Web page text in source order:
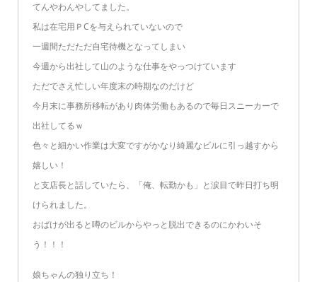
てんやわんやしてました。
私は在宅用ＰCを与えられていないので
一週間ただただ自宅待機となってしまい
今週から出社して山のような仕事をやっつけています
ただでさえ忙しい年度末の時期なのだけど
今月末に事務所移転があり肉体労働もあるので毎日スニーカーで
出社してるｗ
色々と細かい作業は大変ですがかなり綺麗なビルに引っ越すから
嬉しい！
と支店長と話していたら、「俺、転勤かも」と涙目で昨日打ち明
けられました。
おばけが出ると噂のビルからやっと脱出できるのにかわいそ
う！！！
娘ちゃんの独り立ち！